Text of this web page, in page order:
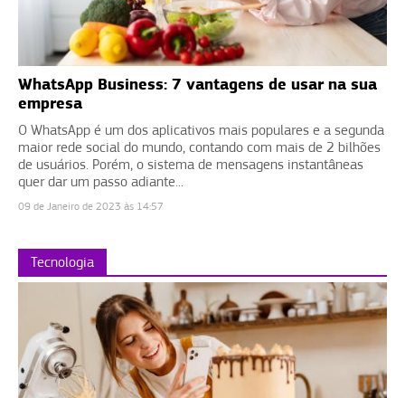
WhatsApp Business: 7 vantagens de usar na sua
empresa
O WhatsApp é um dos aplicativos mais populares e a segunda
maior rede social do mundo, contando com mais de 2 bilhões
de usuários. Porém, o sistema de mensagens instantâneas
quer dar um passo adiante...
09 de Janeiro de 2023 às 14:57
Tecnologia